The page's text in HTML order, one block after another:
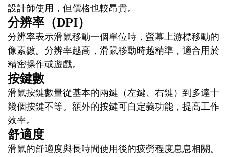
設計師使用，但價格也較昂貴。
分辨率（DPI）
分辨率表示滑鼠移動一個單位時，螢幕上游標移動的
像素數。分辨率越高，滑鼠移動時越精準，適合用於
精密操作或遊戲。
按鍵數
滑鼠按鍵數量從基本的兩鍵（左鍵、右鍵）到多達十
幾個按鍵不等。額外的按鍵可自定義功能，提高工作
效率。
舒適度
滑鼠的舒適度與長時間使用後的疲勞程度息息相關。